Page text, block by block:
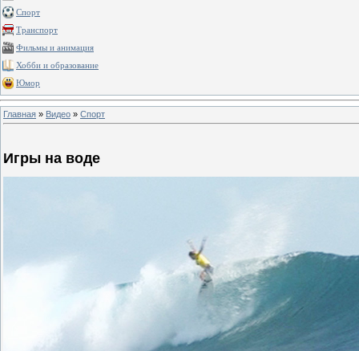
Спорт
Транспорт
Фильмы и анимация
Хобби и образование
Юмор
Главная » Видео » Спорт
Игры на воде